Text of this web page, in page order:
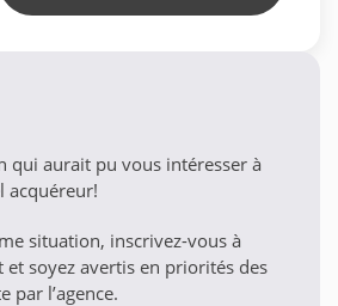
qui aurait pu vous intéresser à
acquéreur!
situation, inscrivez-vous à
soyez avertis en priorités des
par l’agence.